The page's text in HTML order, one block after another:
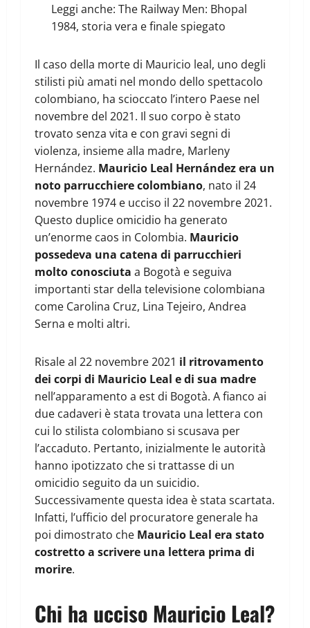
Leggi anche: The Railway Men: Bhopal
1984, storia vera e finale spiegato
Il caso della morte di Mauricio leal, uno degli
stilisti più amati nel mondo dello spettacolo
colombiano, ha scioccato l’intero Paese nel
novembre del 2021. Il suo corpo è stato
trovato senza vita e con gravi segni di
violenza, insieme alla madre, Marleny
Hernández. Mauricio Leal Hernández era un
noto parrucchiere colombiano, nato il 24
novembre 1974 e ucciso il 22 novembre 2021.
Questo duplice omicidio ha generato
un’enorme caos in Colombia. Mauricio
possedeva una catena di parrucchieri
molto conosciuta a Bogotà e seguiva
importanti star della televisione colombiana
come Carolina Cruz, Lina Tejeiro, Andrea
Serna e molti altri.
Risale al 22 novembre 2021 il ritrovamento
dei corpi di Mauricio Leal e di sua madre
nell’apparamento a est di Bogotà. A fianco ai
due cadaveri è stata trovata una lettera con
cui lo stilista colombiano si scusava per
l’accaduto. Pertanto, inizialmente le autorità
hanno ipotizzato che si trattasse di un
omicidio seguito da un suicidio.
Successivamente questa idea è stata scartata.
Infatti, l’ufficio del procuratore generale ha
poi dimostrato che Mauricio Leal era stato
costretto a scrivere una lettera prima di
morire.
Chi ha ucciso Mauricio Leal?